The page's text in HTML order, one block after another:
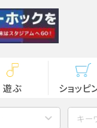
遊ぶ ショッピ